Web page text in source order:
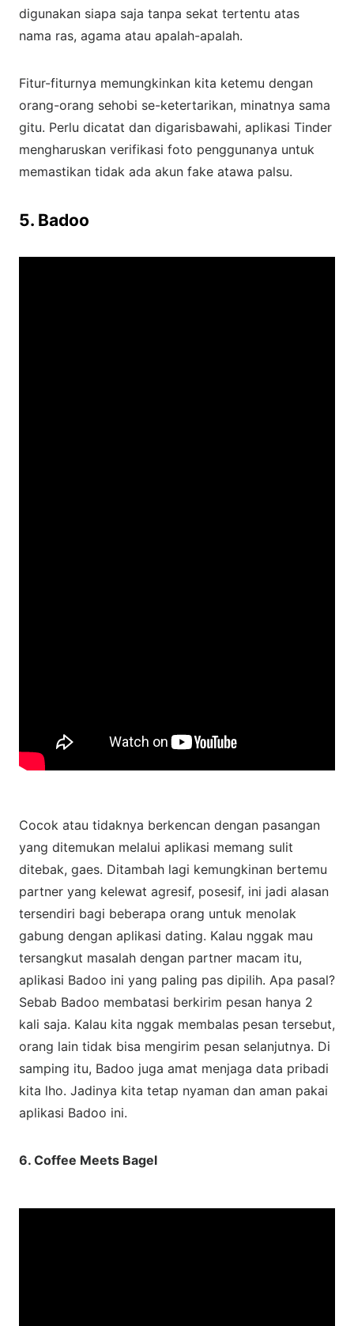
digunakan siapa saja tanpa sekat tertentu atas
nama ras, agama atau apalah-apalah.
Fitur-fiturnya memungkinkan kita ketemu dengan
orang-orang sehobi se-ketertarikan, minatnya sama
gitu. Perlu dicatat dan digarisbawahi, aplikasi Tinder
mengharuskan verifikasi foto penggunanya untuk
memastikan tidak ada akun fake atawa palsu.
5. Badoo
Cocok atau tidaknya berkencan dengan pasangan
yang ditemukan melalui aplikasi memang sulit
ditebak, gaes. Ditambah lagi kemungkinan bertemu
partner yang kelewat agresif, posesif, ini jadi alasan
tersendiri bagi beberapa orang untuk menolak
gabung dengan aplikasi dating. Kalau nggak mau
tersangkut masalah dengan partner macam itu,
aplikasi Badoo ini yang paling pas dipilih. Apa pasal?
Sebab Badoo membatasi berkirim pesan hanya 2
kali saja. Kalau kita nggak membalas pesan tersebut,
orang lain tidak bisa mengirim pesan selanjutnya. Di
samping itu, Badoo juga amat menjaga data pribadi
kita lho. Jadinya kita tetap nyaman dan aman pakai
aplikasi Badoo ini.
6. Coffee Meets Bagel